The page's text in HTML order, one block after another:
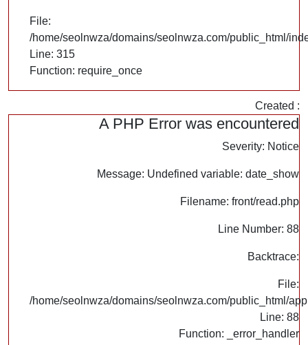
File:
/home/seolnwza/domains/seolnwza.com/public_html/
Line: 315
Function: require_once
Created :
A PHP Error was encountered
Severity: Notice
Message: Undefined variable: date_show
Filename: front/read.php
Line Number: 88
Backtrace:
File:
/home/seolnwza/domains/seolnwza.com/public_html/
Line: 88
Function: _error_handler